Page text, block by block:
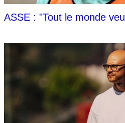
ASSE : "Tout le monde